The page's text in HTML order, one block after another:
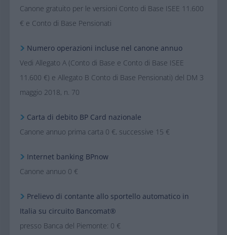
Canone gratuito per le versioni Conto di Base ISEE 11.600
€ e Conto di Base Pensionati
Numero operazioni incluse nel canone annuo
Vedi Allegato A (Conto di Base e Conto di Base ISEE
11.600 €) e Allegato B Conto di Base Pensionati) del DM 3
maggio 2018, n. 70
Carta di debito BP Card nazionale
Canone annuo prima carta 0 €, successive 15 €
Internet banking BPnow
Canone annuo 0 €
Prelievo di contante allo sportello automatico in
Italia su circuito Bancomat®
presso Banca del Piemonte: 0 €